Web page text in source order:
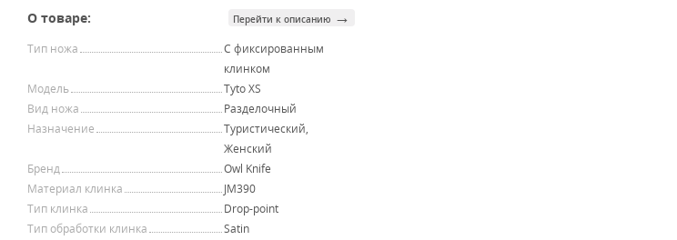
О товаре: Перейти к описанию →
Тип ножа
С фиксированным
клинком
Модель
Tyto XS
Вид ножа
Разделочный
Назначение
Туристический,
Женский
Бренд
Owl Knife
Материал клинка
JM390
Тип клинка
Drop-point
Тип обработки клинка
Satin